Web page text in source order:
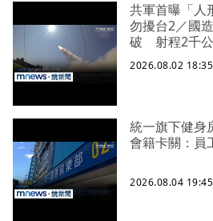
共軍首曝「人
勿擾台2／國
破 射程2千公
2026.08.02 18:35
統一旗下健
會籍卡關：員
2026.08.04 19:45